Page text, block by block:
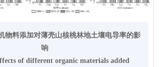
物料添加对薄壳山核桃林地土壤电导率的影
响
of different organic materials added